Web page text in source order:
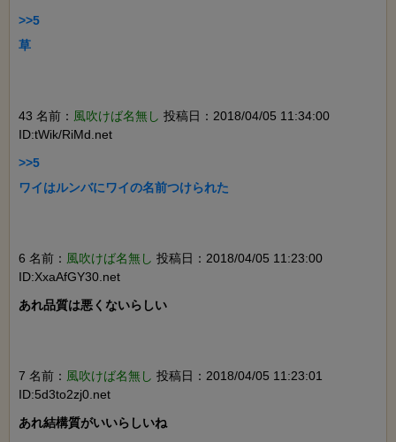
>>5
草
43 名前： 風吹けば名無し 投稿日：2018/04/05 11:34:00
ID:tWik/RiMd.net
>>5
ワイはルンバにワイの名前つけられた
6 名前： 風吹けば名無し 投稿日：2018/04/05 11:23:00
ID:XxaAfGY30.net
あれ品質は悪くないらしい
7 名前： 風吹けば名無し 投稿日：2018/04/05 11:23:01
ID:5d3to2zj0.net
あれ結構質がいいらしいね